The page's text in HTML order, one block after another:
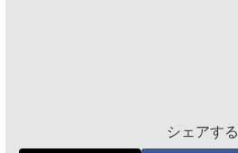
シェアする